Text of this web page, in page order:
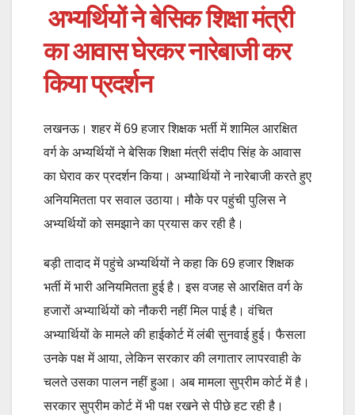
अभ्यर्थियों ने बेसिक शिक्षा मंत्री
का आवास घेरकर नारेबाजी कर
किया प्रदर्शन
लखनऊ। शहर में 69 हजार शिक्षक भर्ती में शामिल आरक्षित
वर्ग के अभ्यर्थियों ने बेसिक शिक्षा मंत्री संदीप सिंह के आवास
का घेराव कर प्रदर्शन किया। अभ्यार्थियों ने नारेबाजी करते हुए
अनियमितता पर सवाल उठाया। मौके पर पहुंची पुलिस ने
अभ्यर्थियों को समझाने का प्रयास कर रही है।
बड़ी तादाद में पहुंचे अभ्यर्थियों ने कहा कि 69 हजार शिक्षक
भर्ती में भारी अनियमितता हुई है। इस वजह से आरक्षित वर्ग के
हजारों अभ्यार्थियों को नौकरी नहीं मिल पाई है। वंचित
अभ्यार्थियों के मामले की हाईकोर्ट में लंबी सुनवाई हुई। फैसला
उनके पक्ष में आया, लेकिन सरकार की लगातार लापरवाही के
चलते उसका पालन नहीं हुआ। अब मामला सुप्रीम कोर्ट में है।
सरकार सुप्रीम कोर्ट में भी पक्ष रखने से पीछे हट रही है।